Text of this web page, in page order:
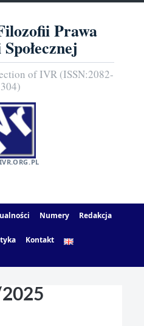
Prawa
of IVR (ISSN:2082-
Numery Redakcja
Kontakt